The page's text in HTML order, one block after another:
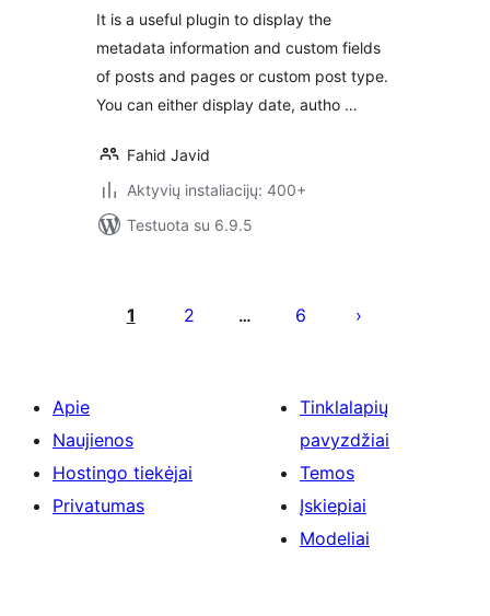
It is a useful plugin to display the
metadata information and custom fields
of posts and pages or custom post type.
You can either display date, autho …
Fahid Javid
Aktyvių instaliacijų: 400+
Testuota su 6.9.5
puslapiavimas
1 2 … 6
Apie
Naujienos
Hostingo tiekėjai
Privatumas
Tinklalapių
pavyzdžiai
Temos
Įskiepiai
Modeliai